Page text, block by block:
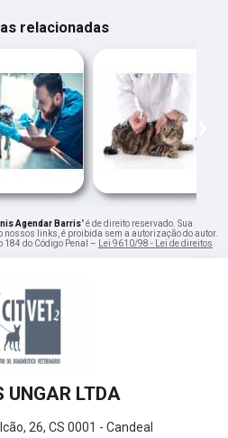
relacionadas
›
Agendar Barris" é de direito reservado. Sua
nossos links, é proibida sem a autorização do autor.
do Código Penal – Lei 9610/98 - Lei de direitos
UNGAR LTDA
26, CS 0001 - Candeal